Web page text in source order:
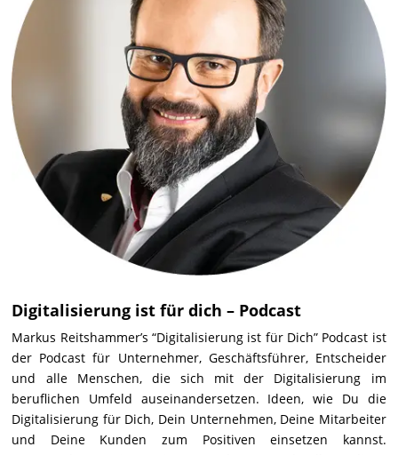
Digitalisierung ist für dich – Podcast
Markus Reitshammer’s “Digitalisierung ist für Dich” Podcast ist
der Podcast für Unternehmer, Geschäftsführer, Entscheider
und alle Menschen, die sich mit der Digitalisierung im
beruflichen Umfeld auseinandersetzen. Ideen, wie Du die
Digitalisierung für Dich, Dein Unternehmen, Deine Mitarbeiter
und Deine Kunden zum Positiven einsetzen kannst.